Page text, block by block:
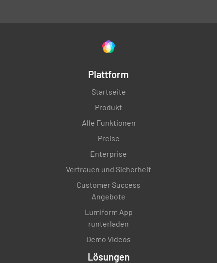
Plattform
Startseite
Produkt
Alle Funktionen
Preise
Enterprise
Vertrauen und Sicherheit
Customer Success
Angebote
Lumiform App
runterladen
Demo Videos
Lösungen